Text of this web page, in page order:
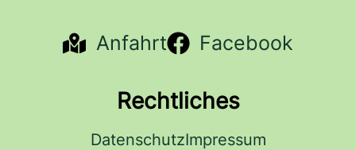
Anfahrt Facebook
Rechtliches
DatenschutzImpressum